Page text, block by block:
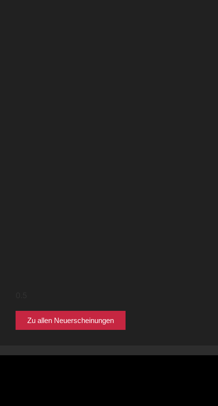
Zu allen Neuerscheinungen